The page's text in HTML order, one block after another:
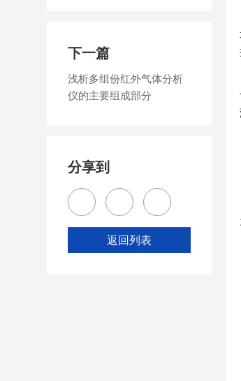
下一篇
浅析多组份红外气体分析
仪的主要组成部分
分享到
返回列表